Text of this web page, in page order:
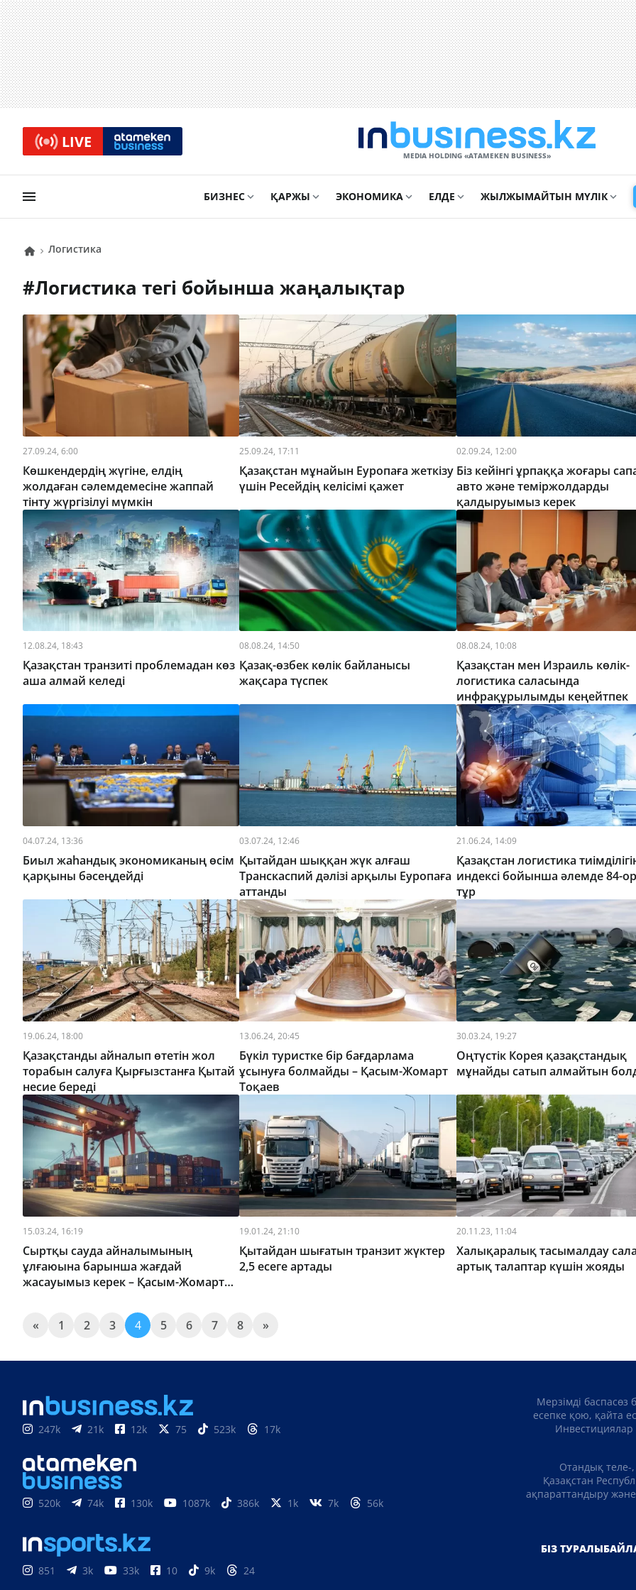
LIVE
MEDIA HOLDING «ATAMEKЕN BUSINESS»
БИЗНЕС ҚАРЖЫ ЭКОНОМИКА ЕЛДЕ ЖЫЛЖЫМАЙТЫН МҮЛІК
логистика
# логистика тегі бойынша жаңалықтар
27.09.24, 6:00
Көшкендердің жүгіне, елдің
жолдаған сәлемдемесіне жаппай
тінту жүргізілуі мүмкін
25.09.24, 17:11
Қазақстан мұнайын Еуропаға жеткізу
үшін Ресейдің келісімі қажет
02.09.24, 12:00
Біз кейінгі ұрпаққа жоғары
авто және теміржолдарды
қалдыруымыз керек
12.08.24, 18:43
Қазақстан транзиті проблемадан көз
аша алмай келеді
08.08.24, 14:50
Қазақ-өзбек көлік байланысы
жақсара түспек
08.08.24, 10:08
Қазақстан мен Израиль көлік-
логистика саласында
инфрақұрылымды кеңейтпек
04.07.24, 13:36
Биыл жаһандық экономиканың өсім
қарқыны бәсеңдейді
03.07.24, 12:46
Қытайдан шыққан жүк алғаш
Транскаспий дәлізі арқылы Еуропаға
аттанды
21.06.24, 14:09
Қазақстан логистика
индексі бойынша әлемде 84-
тұр
19.06.24, 18:00
Қазақстанды айналып өтетін жол
торабын салуға Қырғызстанға Қытай
несие береді
13.06.24, 20:45
Бүкіл туристке бір бағдарлама
ұсынуға болмайды – Қасым-Жомарт
Тоқаев
30.03.24, 19:27
Оңтүстік Корея қазақстандық
мұнайды сатып алмайтын
15.03.24, 16:19
Сыртқы сауда айналымының
ұлғаюына барынша жағдай
жасауымыз керек – Қасым-Жомарт
19.01.24, 21:10
Қытайдан шығатын транзит жүктер
2,5 есеге артады
20.11.23, 11:04
Халықаралық тасымалдау
артық талаптар күшін жояды
« 1 2 3 4 5 6 7 8 »
247k 21k 12k 75 523k 17k
520k 74k 130k 1087k 386k 1k 7k 56k
851 3k 33k 10 9k 24
Мерзімді баспасөз
есепке қою, қайта
Инвестициялар
Отандық теле-
Қазақстан
ақпараттандыру
БІЗ ТУРАЛЫ